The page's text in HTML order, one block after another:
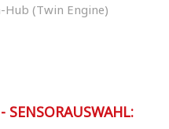
(Twin Engine)